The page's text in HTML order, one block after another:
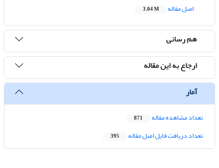
اصل مقاله
3.04 M
هم رسانی
ارجاع به این مقاله
آمار
تعداد مشاهده مقاله 871
تعداد دریافت فایل اصل مقاله 395